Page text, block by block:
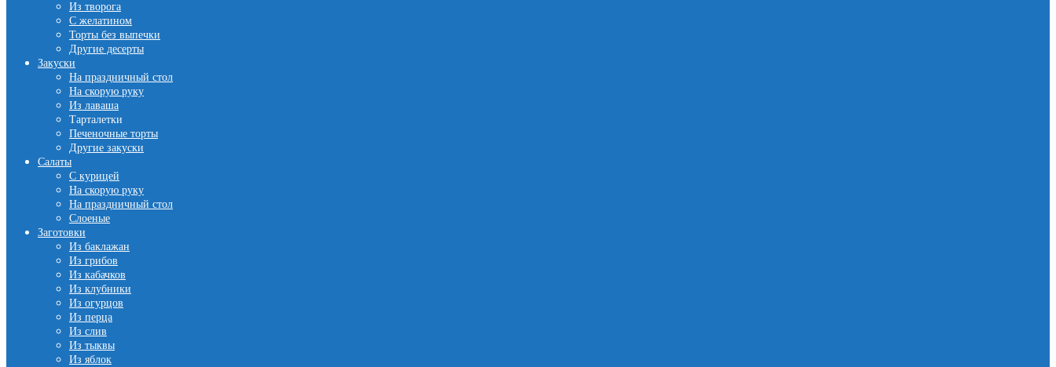
Из творога
С желатином
Торты без выпечки
Другие десерты
Закуски
На праздничный стол
На скорую руку
Из лаваша
Тарталетки
Печеночные торты
Другие закуски
Салаты
С курицей
На скорую руку
На праздничный стол
Слоеные
Заготовки
Из баклажан
Из грибов
Из кабачков
Из клубники
Из огурцов
Из перца
Из слив
Из тыквы
Из яблок